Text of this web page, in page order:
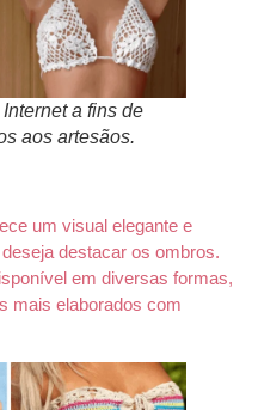
a fins de
aos artesãos.
um visual elegante e
destacar os ombros.
em diversas formas,
mais elaborados com